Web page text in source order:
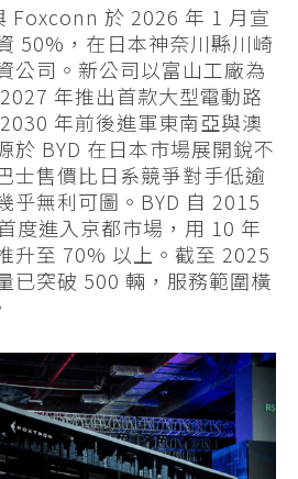
Foxconn 於 2026 年 1 月宣
50%，在日本神奈川縣川崎
公司。新公司以富山工廠為
年推出首款大型電動路
年前後進軍東南亞與澳
於 BYD 在日本市場展開銳不
士售價比日系競爭對手低逾
乎無利可圖。BYD 自 2015
度進入京都市場，用 10 年
升至 70% 以上。截至 2025
已突破 500 輛，服務範圍橫